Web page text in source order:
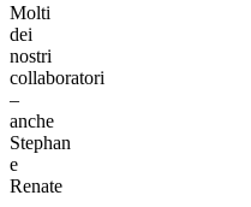
Molti
dei
nostri
collaboratori
–
anche
Stephan
e
Renate